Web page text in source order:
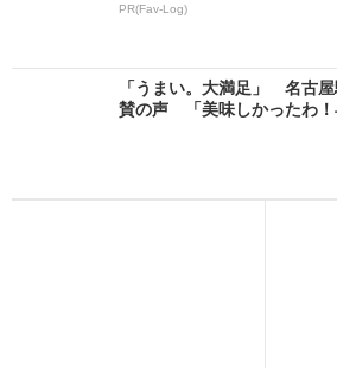
PR(Fav-Log)
「うまい。大満足」 名古
賛の声 「美味しかったわ！